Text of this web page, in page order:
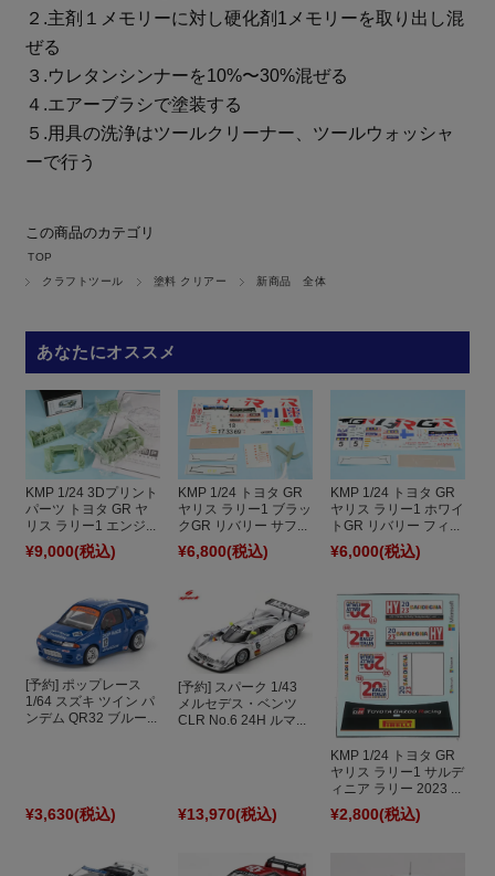
２.主剤１メモリーに対し硬化剤1メモリーを取り出し混
ぜる
３.ウレタンシンナーを10%〜30%混ぜる
４.エアーブラシで塗装する
５.用具の洗浄はツールクリーナー、ツールウォッシャ
ーで行う
この商品のカテゴリ
TOP
クラフトツール
塗料 クリアー 新商品 全体
あなたにオススメ
KMP 1/24 3Dプリント
パーツ トヨタ GR ヤ
リス ラリー1 エンジ...
¥9,000(税込)
KMP 1/24 トヨタ GR
ヤリス ラリー1 ブラッ
クGR リバリー サフ...
¥6,800(税込)
KMP 1/24 トヨタ GR
ヤリス ラリー1 ホワイ
トGR リバリー フィ...
¥6,000(税込)
[予約] ポップレース
1/64 スズキ ツイン パ
ンデム QR32 ブルー...
¥3,630(税込)
[予約] スパーク 1/43
メルセデス・ベンツ
CLR No.6 24H ルマ...
¥13,970(税込)
KMP 1/24 トヨタ GR
ヤリス ラリー1 サルデ
ィニア ラリー 2023 ...
¥2,800(税込)